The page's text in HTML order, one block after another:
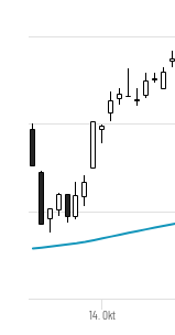
14. Okt